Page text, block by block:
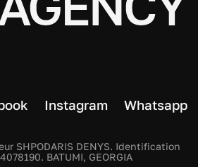
Instagram Whatsapp
SHPODARIS DENYS. Identification
BATUMI, GEORGIA